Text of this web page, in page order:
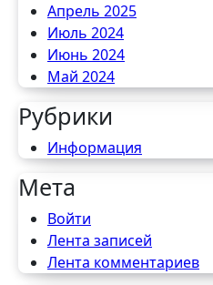
Апрель 2025
Июль 2024
Июнь 2024
Май 2024
Рубрики
Информация
Мета
Войти
Лента записей
Лента комментариев